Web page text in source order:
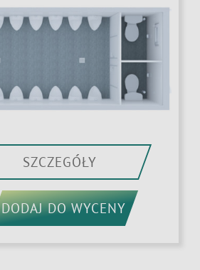
SZCZEGÓŁY
DODAJ DO WYCENY